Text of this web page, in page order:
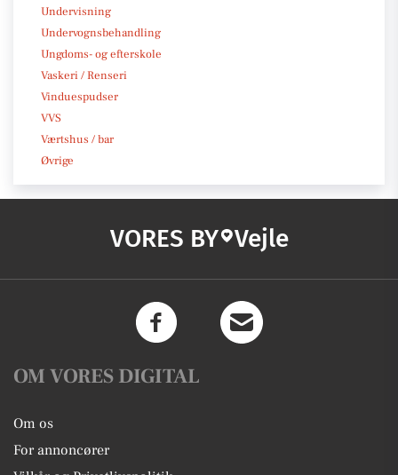
Undervisning
Undervognsbehandling
Ungdoms- og efterskole
Vaskeri / Renseri
Vinduespudser
VVS
Værtshus / bar
Øvrige
VORES BY Vejle
OM VORES DIGITAL
Om os
For annoncører